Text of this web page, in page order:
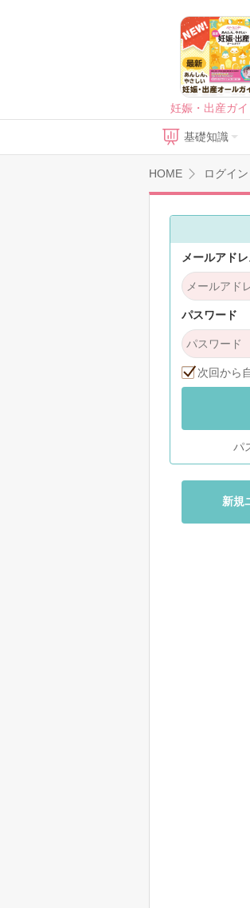
妊娠・出産ガ
基礎知識
HOME ログイン
メールアドレ
パスワード
次回から
パ
新規